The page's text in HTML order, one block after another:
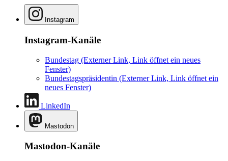
Instagram
Instagram-Kanäle
Bundestag (Externer Link, Link öffnet ein neues
Fenster)
Bundestagspräsidentin (Externer Link, Link öffnet ein
neues Fenster)
LinkedIn
Mastodon
Mastodon-Kanäle